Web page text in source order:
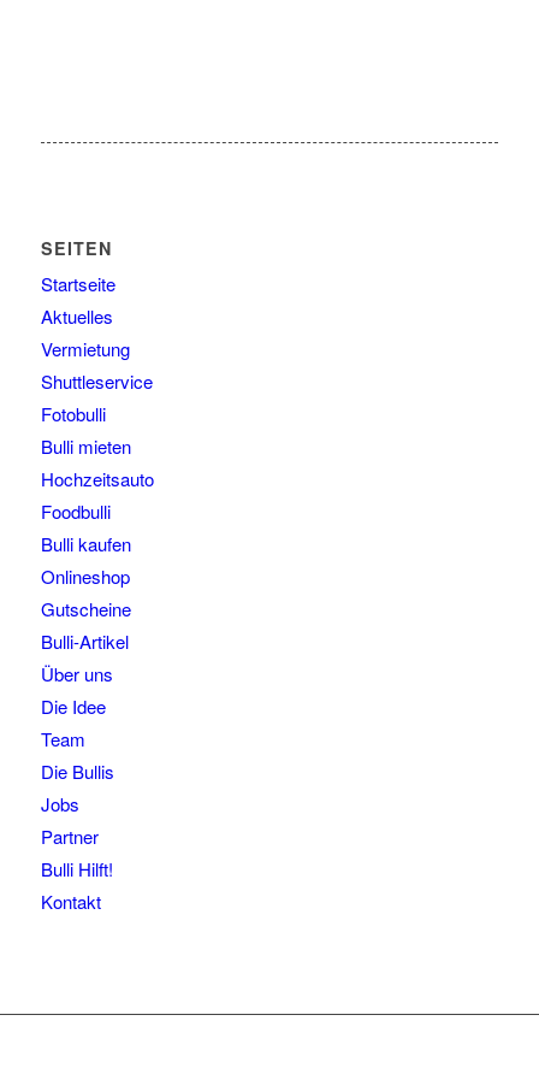
SEITEN
Startseite
Aktuelles
Vermietung
Shuttleservice
Fotobulli
Bulli mieten
Hochzeitsauto
Foodbulli
Bulli kaufen
Onlineshop
Gutscheine
Bulli-Artikel
Über uns
Die Idee
Team
Die Bullis
Jobs
Partner
Bulli Hilft!
Kontakt